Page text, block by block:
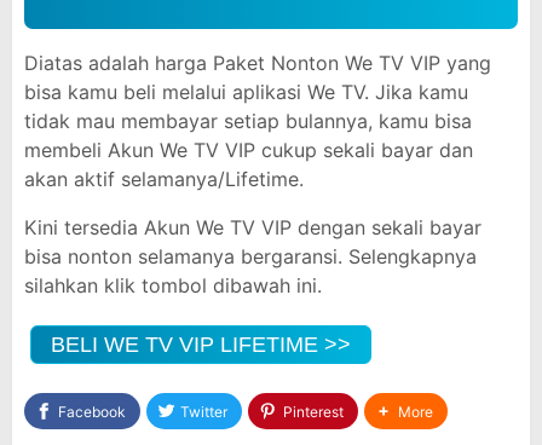
Diatas adalah harga Paket Nonton We TV VIP yang
bisa kamu beli melalui aplikasi We TV. Jika kamu
tidak mau membayar setiap bulannya, kamu bisa
membeli Akun We TV VIP cukup sekali bayar dan
akan aktif selamanya/Lifetime.
Kini tersedia Akun We TV VIP dengan sekali bayar
bisa nonton selamanya bergaransi. Selengkapnya
silahkan klik tombol dibawah ini.
BELI WE TV VIP LIFETIME >>
Facebook Twitter Pinterest More